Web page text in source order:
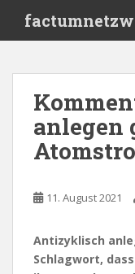
i
anlegen
11. August 2021
Antizyklisch
Schlagwort,